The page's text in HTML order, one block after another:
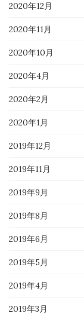
2020年12月
2020年11月
2020年10月
2020年4月
2020年2月
2020年1月
2019年12月
2019年11月
2019年9月
2019年8月
2019年6月
2019年5月
2019年4月
2019年3月